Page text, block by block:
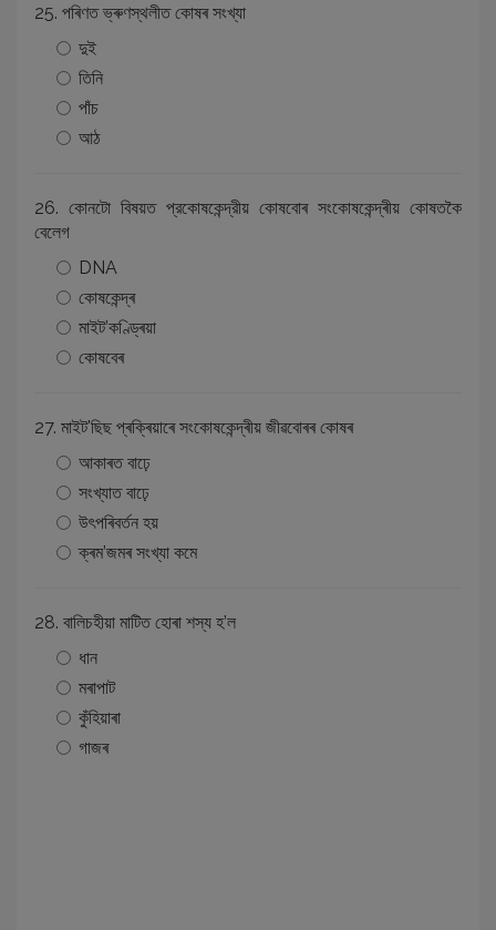
25. পৰিণত ভ্ৰুণস্থলীত কোষৰ সংখ্যা
দুই
তিনি
পাঁচ
আঠ
26. কোনটো বিষয়ত প্রকোষকেন্দ্রীয় কোষবোৰ সংকোষকেন্দ্ৰীয় কোষতকৈ
বেলেগ
DNA
কোষকেন্দ্ৰ
মাইট’কণ্ড্ৰিয়া
কোষবেৰ
27. মাইট'ছিছ প্ৰক্ৰিয়াৰে সংকোষকেন্দ্ৰীয় জীৱবোৰৰ কোষৰ
আকাৰত বাঢ়ে
সংখ্যাত বাঢ়ে
উৎপৰিবৰ্তন হয়
ক্ৰম’জমৰ সংখ্যা কমে
28. বালিচহীয়া মাটিত হোৰা শস্য হ’ল
ধান
মৰাপাট
কুঁহিয়াৰা
গাজৰ